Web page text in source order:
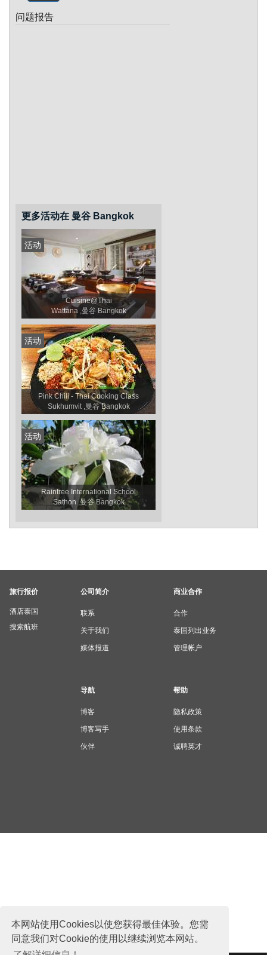
本网站使用Cookies以使您获得最佳体验。您需
同意我们对Cookie的使用以继续浏览本网站。
问题报告
更多活动在 曼谷 Bangkok
活动
Cuisine@Thai
Wattana ,曼谷 Bangkok
活动
Pink Chili - Thai Cooking Class
Sukhumvit ,曼谷 Bangkok
活动
Raintree International School
Sathon ,曼谷 Bangkok
旅行报价
酒店泰国
搜索航班
公司简介
联系
关于我们
媒体报道
商业合作
合作
泰国列出业务
管理帐户
导航
博客
博客写手
伙伴
帮助
隐私政策
使用条款
诚聘英才